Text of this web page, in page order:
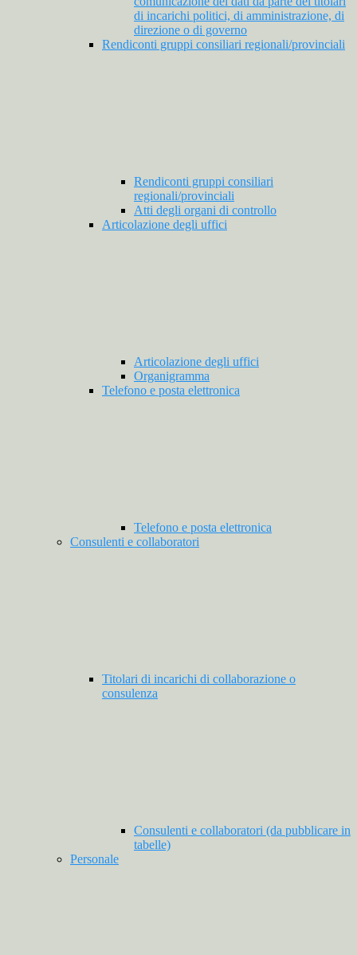
di incarichi politici, di amministrazione, di
direzione o di governo
Rendiconti gruppi consiliari regionali/provinciali
Rendiconti gruppi consiliari
regionali/provinciali
Atti degli organi di controllo
Articolazione degli uffici
Articolazione degli uffici
Organigramma
Telefono e posta elettronica
Telefono e posta elettronica
Consulenti e collaboratori
Titolari di incarichi di collaborazione o
consulenza
Consulenti e collaboratori (da pubblicare in
tabelle)
Personale